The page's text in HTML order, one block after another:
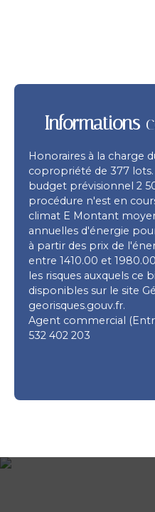
Informations
Honoraires à la charge
copropriété de 377
budget prévisionnel 2
procédure n'est en
climat E Montant
annuelles d'énergie
à partir des prix de
entre 1410.00 et
les risques auxquels ce
disponibles sur le site
georisques.gouv.fr.
Agent commercial
532 402 203